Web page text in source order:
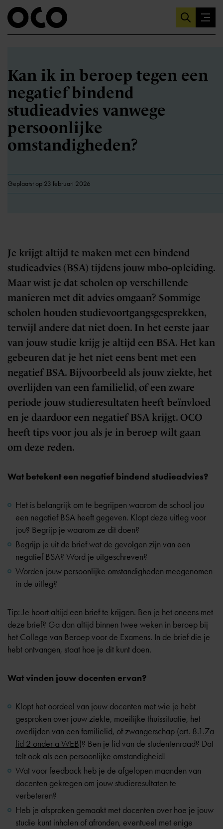
Kan ik in beroep tegen een
negatief bindend
studieadvies vanwege
persoonlijke
omstandigheden?
Geplaatst op 23 februari 2026
Je krijgt altijd te maken met een bindend
studieadvies (BSA) tijdens jouw mbo-opleiding.
Maar wist je dat scholen op verschillende
manieren met dit advies omgaan? Sommige
scholen houden studievoortgangsgesprekken,
terwijl andere dat niet doen. In het eerste jaar
van jouw studie krijg je altijd een BSA. Het kan
gebeuren dat je het niet eens bent met een
negatief BSA. Bijvoorbeeld als jouw ziekte, het
overlijden van een familielid, of een zware
periode jouw studieresultaten heeft beïnvloed
en je daardoor een negatief BSA krijgt. OCO
heeft tips voor jou als je in beroep wilt gaan
om deze reden.
Wat betekent een negatief bindend studieadvies?
Het is belangrijk om te begrijpen waarom de school jou
een negatief BSA heeft gegeven. Klopt deze uitleg voor
jou? Begrijp je waarom ze dit doen?
Begrijp je uit de brief wat de gevolgen zijn van een
negatief BSA? Word je uitgeschreven?
Worden jouw persoonlijke omstandigheden meegenomen
in de uitleg?
Tip: Je hoort altijd een brief te krijgen. Ben je het oneens met
deze brief? Ga dan altijd binnen twee weken in beroep bij
het College van Beroep voor de Examens. In de brief die je
hebt ontvangen, staat hoe je dit kunt doen.
Wat vinden jouw docenten ervan?
Klopt het oordeel van jouw docenten met wie je hebt
gesproken over jouw ziekte, moeilijke thuissituatie, het
overlijden van een familielid, of zwangerschap (art. 8.1.7a
lid 2 onder a WEB)? Ben je lid van de studentenraad? Dat
telt ook als een persoonlijke omstandigheid!
Wat voor feedback heb je de afgelopen maanden van
docenten gekregen om jouw studieresultaten te
verbeteren?
Heb je afspraken gemaakt met docenten over hoe je jouw
studie kunt inhalen of afronden, eventueel met enige